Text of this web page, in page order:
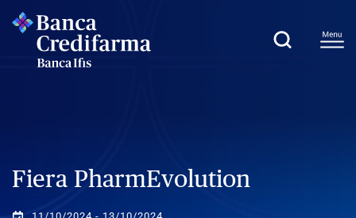
Fiera PharmEvolution